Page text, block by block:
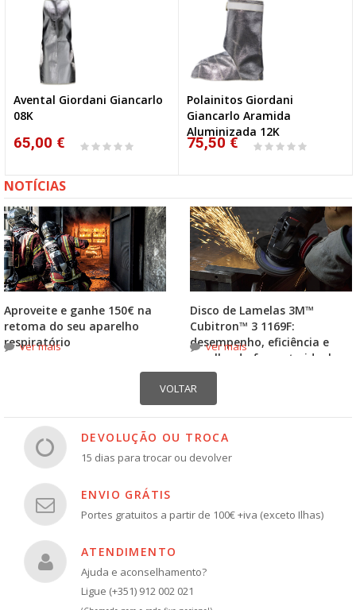
Avental Giordani Giancarlo
08K
65,00 €
Polainitos Giordani
Giancarlo Aramida
Aluminizada 12K
75,50 €
NOTÍCIAS
Aproveite e ganhe 150€ na
retoma do seu aparelho
respiratório
ver mais
Disco de Lamelas 3M™
Cubitron™ 3 1169F:
desempenho, eficiência e
escolha do formato ideal
ver mais
DEVOLUÇÃO OU TROCA
15 dias para trocar ou devolver
ENVIO GRÁTIS
Portes gratuitos a partir de 100€ +iva (exceto Ilhas)
ATENDIMENTO
Ajuda e aconselhamento?
Ligue (+351) 912 002 021